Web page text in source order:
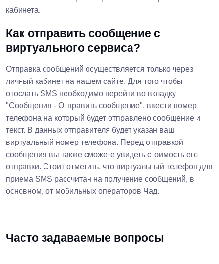
кабинета.
Как отправить сообщение с
виртуального сервиса?
Отправка сообщений осуществляется только через
личный кабинет на нашем сайте. Для того чтобы
отослать SMS необходимо перейти во вкладку
"Сообщения - Отправить сообщение", ввести номер
телефона на который будет отправлено сообщение и
текст. В данных отправителя будет указан ваш
виртуальный номер телефона. Перед отправкой
сообщения вы также сможете увидеть стоимость его
отправки. Стоит отметить, что виртуальный телефон для
приема SMS рассчитан на получение сообщений, в
основном, от мобильных операторов Чад.
Часто задаваемые вопросы